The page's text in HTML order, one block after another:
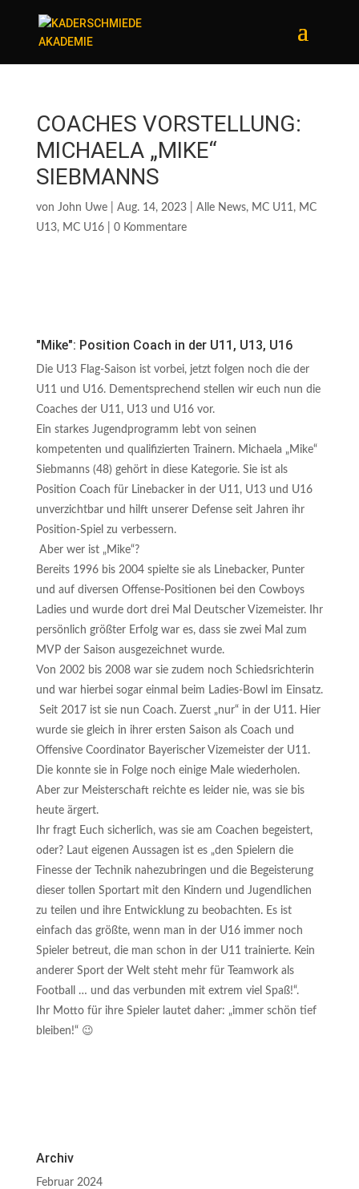
COACHES VORSTELLUNG:
MICHAELA „MIKE“
SIEBMANNS
von John Uwe| Aug. 14, 2023| Alle News, MC U11, MC
U13, MC U16| 0 Kommentare
"Mike": Position Coach in der U11, U13, U16
Die U13 Flag-Saison ist vorbei, jetzt folgen noch die der
U11 und U16. Dementsprechend stellen wir euch nun die
Coaches der U11, U13 und U16 vor.
Ein starkes Jugendprogramm lebt von seinen
kompetenten und qualifizierten Trainern. Michaela „Mike“
Siebmanns (48) gehört in diese Kategorie. Sie ist als
Position Coach für Linebacker in der U11, U13 und U16
unverzichtbar und hilft unserer Defense seit Jahren ihr
Position-Spiel zu verbessern.
Aber wer ist „Mike“?
Bereits 1996 bis 2004 spielte sie als Linebacker, Punter
und auf diversen Offense-Positionen bei den Cowboys
Ladies und wurde dort drei Mal Deutscher Vizemeister. Ihr
persönlich größter Erfolg war es, dass sie zwei Mal zum
MVP der Saison ausgezeichnet wurde.
Von 2002 bis 2008 war sie zudem noch Schiedsrichterin
und war hierbei sogar einmal beim Ladies-Bowl im Einsatz.
Seit 2017 ist sie nun Coach. Zuerst „nur“ in der U11. Hier
wurde sie gleich in ihrer ersten Saison als Coach und
Offensive Coordinator Bayerischer Vizemeister der U11.
Die konnte sie in Folge noch einige Male wiederholen.
Aber zur Meisterschaft reichte es leider nie, was sie bis
heute ärgert.
Ihr fragt Euch sicherlich, was sie am Coachen begeistert,
oder? Laut eigenen Aussagen ist es „den Spielern die
Finesse der Technik nahezubringen und die Begeisterung
dieser tollen Sportart mit den Kindern und Jugendlichen
zu teilen und ihre Entwicklung zu beobachten. Es ist
einfach das größte, wenn man in der U16 immer noch
Spieler betreut, die man schon in der U11 trainierte. Kein
anderer Sport der Welt steht mehr für Teamwork als
Football … und das verbunden mit extrem viel Spaß!“.
Ihr Motto für ihre Spieler lautet daher: „immer schön tief
bleiben!“ 😉
Archiv
Februar 2024